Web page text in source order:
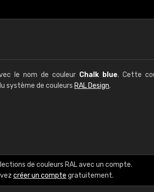
le nom de couleur Chalk blue. Cette
système de couleurs RAL Design.
de couleurs RAL avec un compte.
créer un compte gratuitement.
RAL K7 à base
216 couleurs RAL